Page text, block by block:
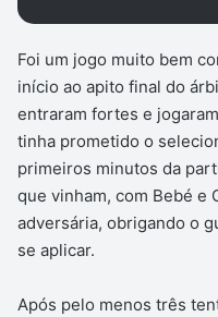
Foi um jogo muito bem
início ao apito final do
entraram fortes e
tinha prometido o
primeiros minutos da
que vinham, com Bebé e
adversária, obrigando o
se aplicar.
Após pelo menos três